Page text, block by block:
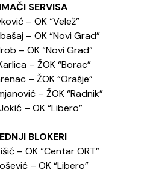
SERVISA
– OK “Velež”
– OK “Novi Grad”
– OK “Novi Grad”
– ŽOK “Borac”
– ŽOK “Orašje”
– ŽOK “Radnik”
– OK “Libero”
BLOKERI
– OK “Centar ORT”
– OK “Libero”